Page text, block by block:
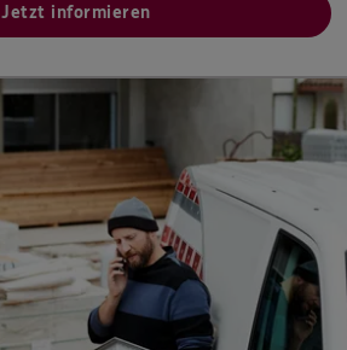
Jetzt informieren